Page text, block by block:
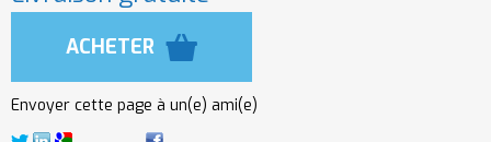
Envoyer cette page à un(e) ami(e)